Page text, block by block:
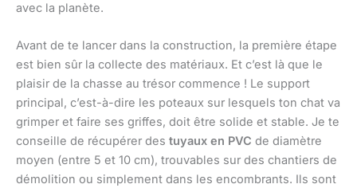
avec la planète.
Avant de te lancer dans la construction, la première étape
est bien sûr la collecte des matériaux. Et c’est là que le
plaisir de la chasse au trésor commence ! Le support
principal, c’est-à-dire les poteaux sur lesquels ton chat va
grimper et faire ses griffes, doit être solide et stable. Je te
conseille de récupérer des tuyaux en PVC de diamètre
moyen (entre 5 et 10 cm), trouvables sur des chantiers de
démolition ou simplement dans les encombrants. Ils sont